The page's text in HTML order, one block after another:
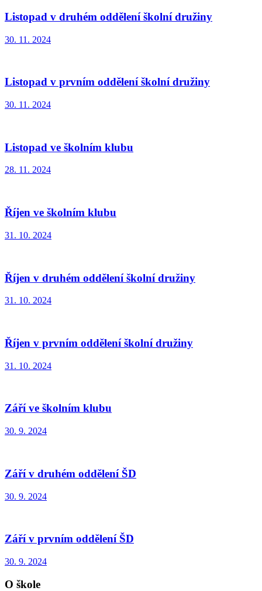
Listopad v druhém oddělení školní družiny
30. 11. 2024
Listopad v prvním oddělení školní družiny
30. 11. 2024
Listopad ve školním klubu
28. 11. 2024
Říjen ve školním klubu
31. 10. 2024
Říjen v druhém oddělení školní družiny
31. 10. 2024
Říjen v prvním oddělení školní družiny
31. 10. 2024
Září ve školním klubu
30. 9. 2024
Září v druhém oddělení ŠD
30. 9. 2024
Září v prvním oddělení ŠD
30. 9. 2024
O škole